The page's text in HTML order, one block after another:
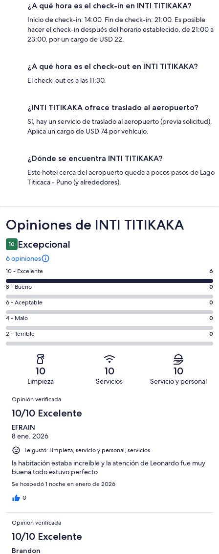
¿A qué hora es el check-in en INTI TITIKAKA?
Inicio de check-in: 14:00. Fin de check-in: 21:00. Es posible
hacer el check-in después del horario establecido, de 21:00 a
23:00, por un cargo de USD 22.
¿A qué hora es el check-out en INTI TITIKAKA?
El check-out es a las 11:30.
¿INTI TITIKAKA ofrece traslado al aeropuerto?
Sí, hay un servicio de traslado al aeropuerto (previa solicitud).
Aplica un cargo de USD 74 por vehículo.
¿Dónde se encuentra INTI TITIKAKA?
Este hotel cerca del aeropuerto queda a pocos pasos de Lago
Titicaca - Puno (y alrededores).
Opiniones
Opiniones de INTI TITIKAKA
10 Excepcional
6 opiniones
Puntuación
de
10,
es
decir,
Excelente.
Basada
en
opiniones
10 - Excelente 6
Puntuación
de
8,
es
decir,
Bueno.
opiniones
8 - Bueno 0
Puntuación
de
6,
es
decir,
Aceptable.
de
opiniones
6 - Aceptable 0
Puntuación
de
4,
Basada
de
opiniones
4 - Malo 0
Puntuación
de
Terrible.
Basada
de
opiniones
2 - Terrible 0
10
Limpieza
10
Servicios
10
Servicio y personal
Opiniones
Opinión verificada
10/10 Excelente
EFRAIN
8 ene. 2026
Le gustó: Limpieza, servicio y personal, servicios
la habitación estaba increíble y la atención de Leonardo fue muy
buena todo estuvo perfecto
Se hospedó 1 noche en enero de 2026
0
Opinión verificada
10/10 Excelente
Brandon